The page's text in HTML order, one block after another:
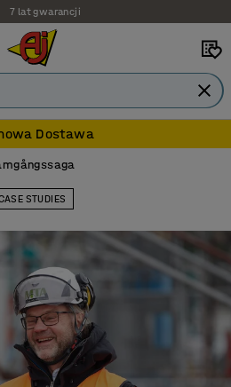
Darmowa dostawa
Dostawa
STUDIES